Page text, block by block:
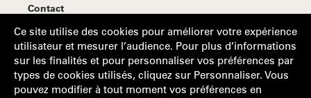
Contact
S'abonner à la Lettre d'information
Suivez-nous
Ce site utilise des cookies pour améliorer votre expérience
utilisateur et mesurer l’audience. Pour plus d’informations
sur les finalités et pour personnaliser vos préférences par
types de cookies utilisés, cliquez sur Personnaliser. Vous
pouvez modifier à tout moment vos préférences en